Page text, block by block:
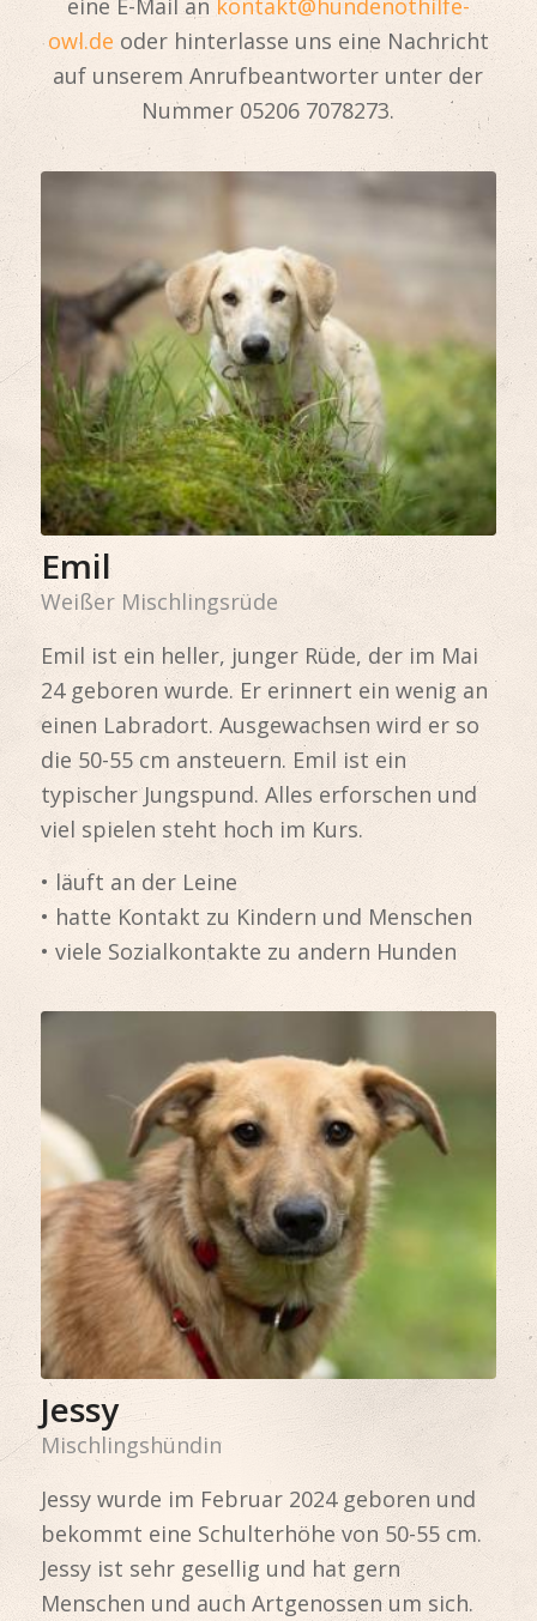
eine E-Mail an kontakt@hundenothilfe-
owl.de oder hinterlasse uns eine Nachricht
auf unserem Anrufbeantworter unter der
Nummer 05206 7078273.
Emil
Weißer Mischlingsrüde
Emil ist ein heller, junger Rüde, der im Mai
24 geboren wurde. Er erinnert ein wenig an
einen Labradort. Ausgewachsen wird er so
die 50-55 cm ansteuern. Emil ist ein
typischer Jungspund. Alles erforschen und
viel spielen steht hoch im Kurs.
• läuft an der Leine
• hatte Kontakt zu Kindern und Menschen
• viele Sozialkontakte zu andern Hunden
Jessy
Mischlingshündin
Jessy wurde im Februar 2024 geboren und
bekommt eine Schulterhöhe von 50-55 cm.
Jessy ist sehr gesellig und hat gern
Menschen und auch Artgenossen um sich.